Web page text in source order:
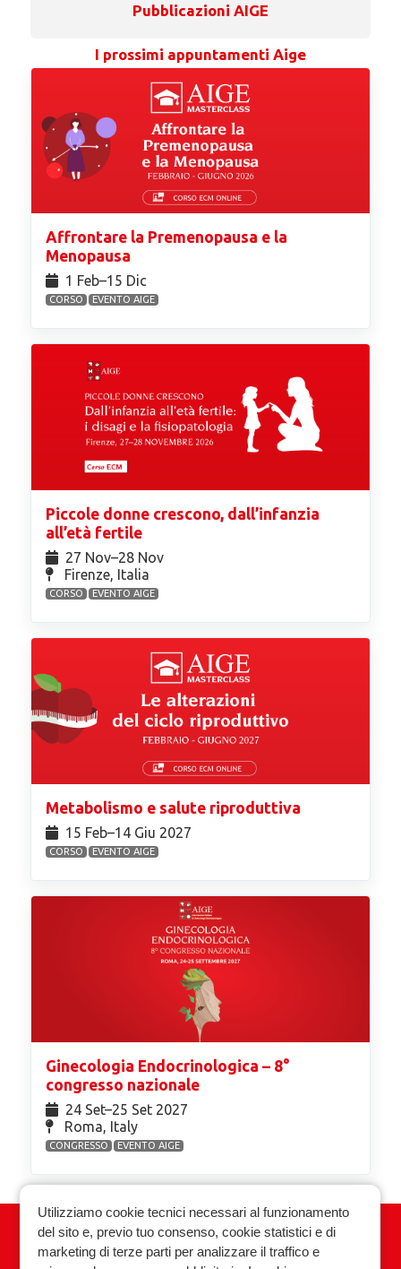
Pubblicazioni AIGE
I prossimi appuntamenti Aige
Affrontare la Premenopausa e la
Menopausa
1 Feb⁠–15 Dic
CORSO EVENTO AIGE
Piccole donne crescono, dall’infanzia
all’età fertile
27 Nov⁠–28 Nov
Firenze, Italia
CORSO EVENTO AIGE
Metabolismo e salute riproduttiva
15 Feb⁠–14 Giu 2027
CORSO EVENTO AIGE
Ginecologia Endocrinologica – 8°
congresso nazionale
24 Set⁠–25 Set 2027
Roma, Italy
CONGRESSO EVENTO AIGE
Associazione Italiana Ginecologia
Endocrinologica
Utilizziamo cookie tecnici necessari al funzionamento
del sito e, previo tuo consenso, cookie statistici e di
marketing di terze parti per analizzare il traffico e